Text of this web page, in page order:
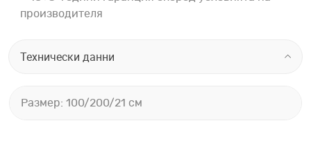
производителя
Технически данни
Размер: 100/200/21 см